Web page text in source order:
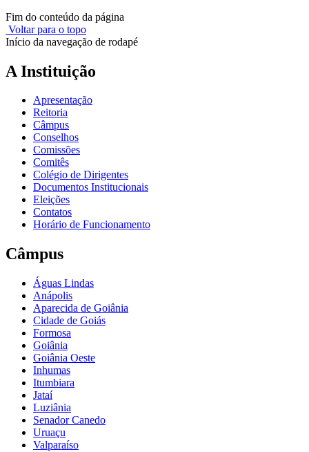
Fim do conteúdo da página
Voltar para o topo
Início da navegação de rodapé
A Instituição
Apresentação
Reitoria
Câmpus
Conselhos
Comissões
Comitês
Colégio de Dirigentes
Documentos Institucionais
Eleições
Contatos
Horário de Funcionamento
Câmpus
Águas Lindas
Anápolis
Aparecida de Goiânia
Cidade de Goiás
Formosa
Goiânia
Goiânia Oeste
Inhumas
Itumbiara
Jataí
Luziânia
Senador Canedo
Uruaçu
Valparaíso